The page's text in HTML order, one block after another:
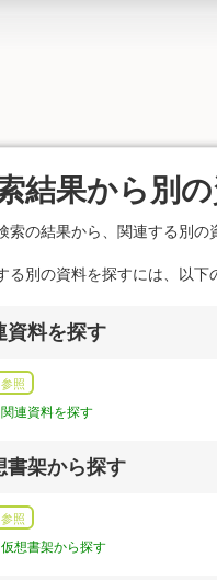
結果から別
索の結果から、関連する別の
る別の資料を探すには、以下
資料を探す
参照
関連資料を探す
書架から探す
参照
仮想書架から探す